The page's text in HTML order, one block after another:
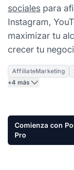
sociales para
Instagram,
maximizar tu
crecer tu
AffiliateMarketing
+4 más
Comienza con
Pro